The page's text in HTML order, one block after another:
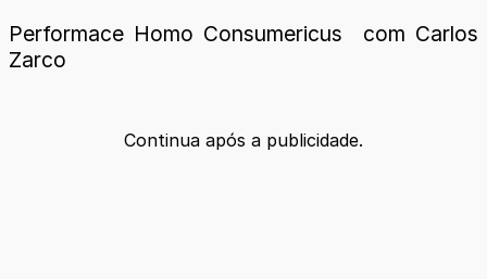
Performace Homo Consumericus com Carlos
Zarco
Continua após a publicidade.